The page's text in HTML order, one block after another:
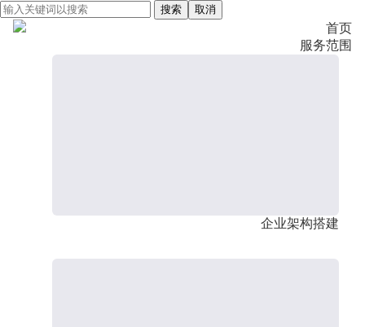
搜索 取消
首页
服务范围
企业架构搭建